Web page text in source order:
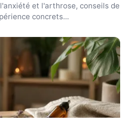
et l'arthrose, conseils de
concrets...